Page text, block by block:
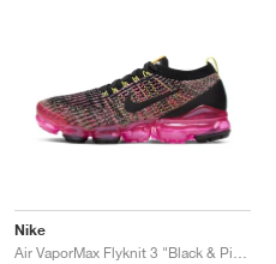
Nike